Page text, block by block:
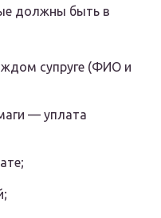
должны быть в
супруге (ФИО и
— уплата